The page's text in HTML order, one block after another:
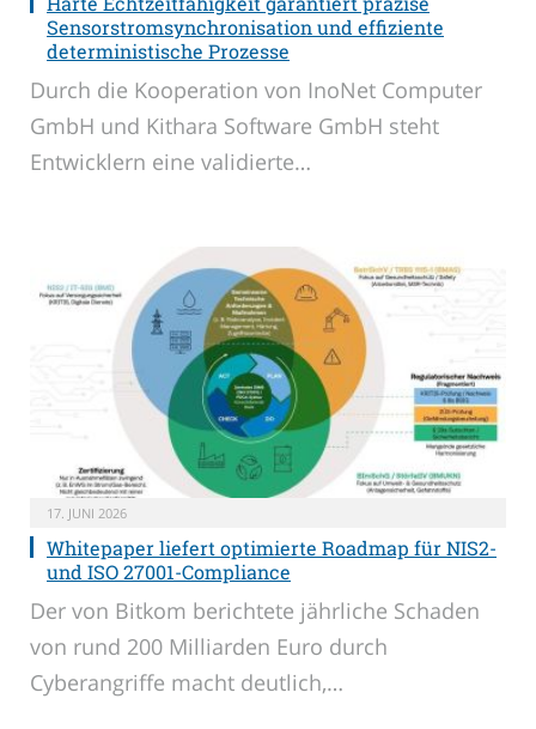
Sensorstromsynchronisation und effiziente
deterministische Prozesse
Durch die Kooperation von InoNet Computer
GmbH und Kithara Software GmbH steht
Entwicklern eine validierte…
17. JUNI 2026
Whitepaper liefert optimierte Roadmap für NIS2-
und ISO 27001-Compliance
Der von Bitkom berichtete jährliche Schaden
von rund 200 Milliarden Euro durch
Cyberangriffe macht deutlich,…